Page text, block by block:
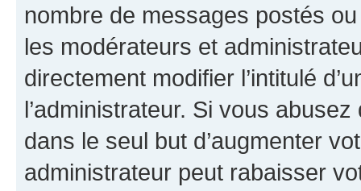
nombre de messages postés
les modérateurs et
directement modifier l’intitulé
l’administrateur. Si vous
dans le seul but d’augmenter
administrateur peut rabaisser